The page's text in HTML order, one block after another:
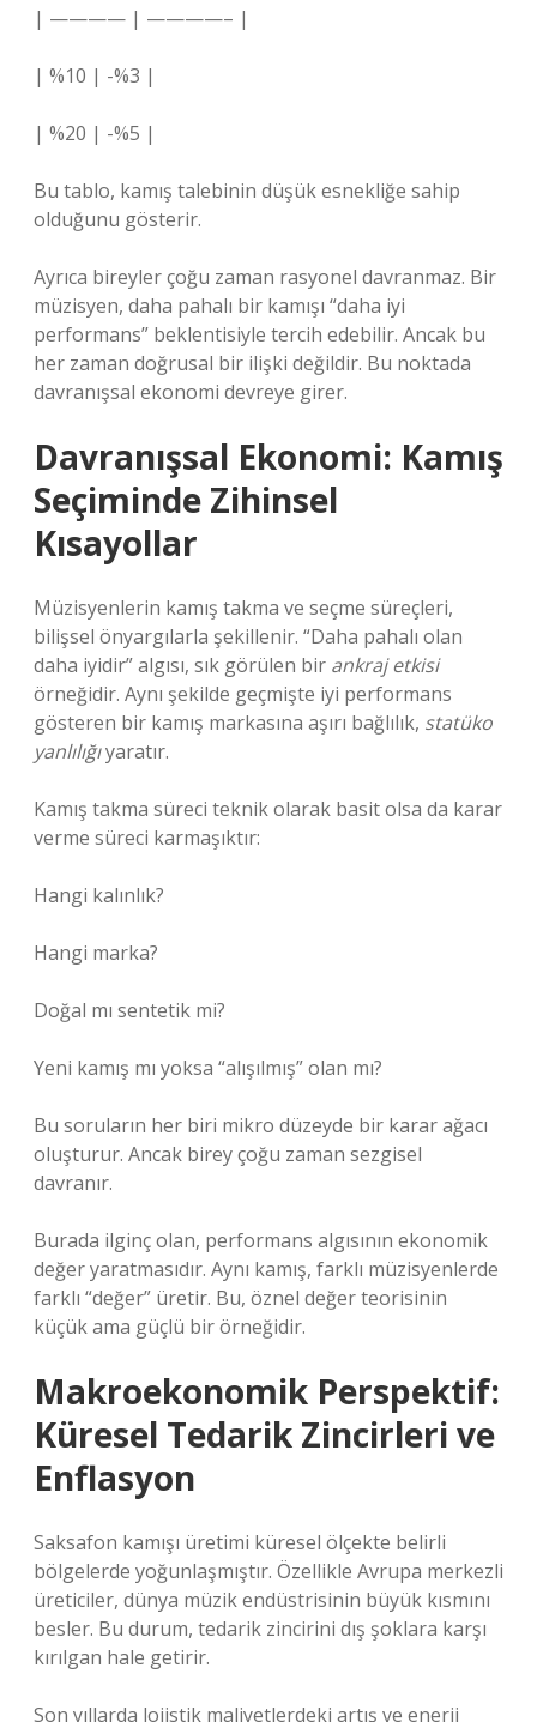
| ———— | ————– |
| %10 | -%3 |
| %20 | -%5 |
Bu tablo, kamış talebinin düşük esnekliğe sahip
olduğunu gösterir.
Ayrıca bireyler çoğu zaman rasyonel davranmaz. Bir
müzisyen, daha pahalı bir kamışı “daha iyi
performans” beklentisiyle tercih edebilir. Ancak bu
her zaman doğrusal bir ilişki değildir. Bu noktada
davranışsal ekonomi devreye girer.
Davranışsal Ekonomi: Kamış
Seçiminde Zihinsel
Kısayollar
Müzisyenlerin kamış takma ve seçme süreçleri,
bilişsel önyargılarla şekillenir. “Daha pahalı olan
daha iyidir” algısı, sık görülen bir ankraj etkisi
örneğidir. Aynı şekilde geçmişte iyi performans
gösteren bir kamış markasına aşırı bağlılık, statüko
yanlılığıyaratır.
Kamış takma süreci teknik olarak basit olsa da karar
verme süreci karmaşıktır:
Hangi kalınlık?
Hangi marka?
Doğal mı sentetik mi?
Yeni kamış mı yoksa “alışılmış” olan mı?
Bu soruların her biri mikro düzeyde bir karar ağacı
oluşturur. Ancak birey çoğu zaman sezgisel
davranır.
Burada ilginç olan, performans algısının ekonomik
değer yaratmasıdır. Aynı kamış, farklı müzisyenlerde
farklı “değer” üretir. Bu, öznel değer teorisinin
küçük ama güçlü bir örneğidir.
Makroekonomik Perspektif:
Küresel Tedarik Zincirleri ve
Enflasyon
Saksafon kamışı üretimi küresel ölçekte belirli
bölgelerde yoğunlaşmıştır. Özellikle Avrupa merkezli
üreticiler, dünya müzik endüstrisinin büyük kısmını
besler. Bu durum, tedarik zincirini dış şoklara karşı
kırılgan hale getirir.
Son yıllarda lojistik maliyetlerdeki artış ve enerji